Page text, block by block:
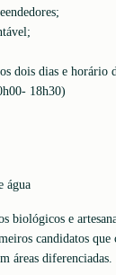
dois dias e horário
18h30)
água
biológicos e
candidatos que
áreas diferenciadas.